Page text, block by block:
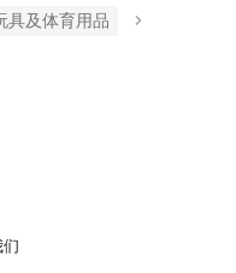
具及体育用品
们